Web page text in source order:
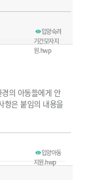
입양숙려
기간모자지
원.hwp
의 아동들에게 안
항은 붙임의 내용을
입양아동
지원.hwp